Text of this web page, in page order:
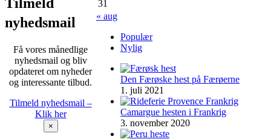
31
« aug
Populær
Nylig
Den Færøske hest på Færøerne
1. juli 2021
Camargue hesten i Frankrig
3. november 2020
Tilmeld
nyhedsmail
Få vores månedlige
nyhedsmail og bliv
opdateret om nyheder
og interessante tilbud.
Tilmeld nyhedsmail –
Klik her
×